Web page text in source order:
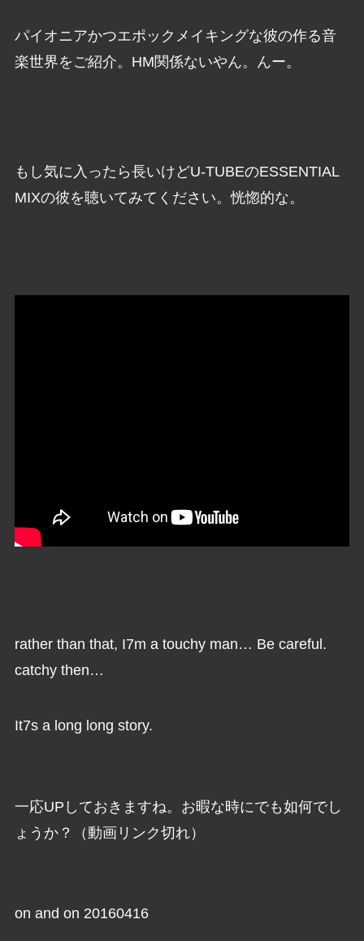
パイオニアかつエポックメイキングな彼の作る音
楽世界をご紹介。HM関係ないやん。んー。
もし気に入ったら長いけどU-TUBEのESSENTIAL
MIXの彼を聴いてみてください。恍惚的な。
rather than that, I7m a touchy man… Be careful.
catchy then…
It7s a long long story.
一応UPしておきますね。お暇な時にでも如何でし
ょうか？（動画リンク切れ）
on and on 20160416